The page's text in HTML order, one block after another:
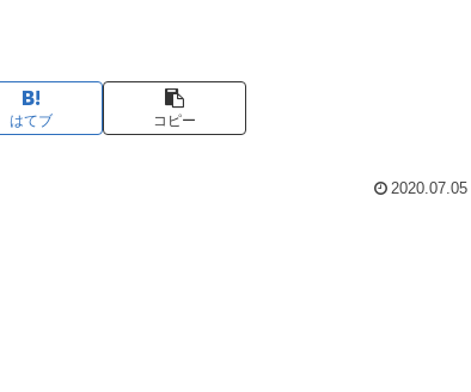
はてブ コピー
2020.07.05